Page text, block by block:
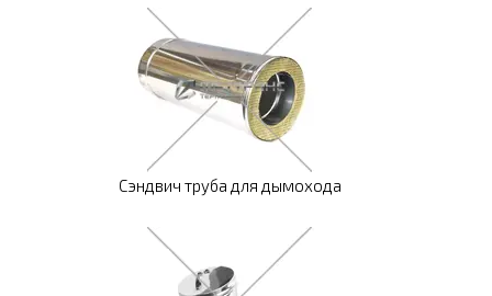
Сэндвич труба для дымохода